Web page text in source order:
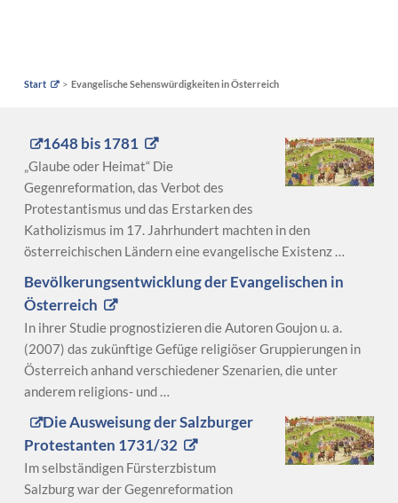
Start Evangelische Sehenswürdigkeiten in Österreich
1648 bis 1781
„Glaube oder Heimat“ Die
Gegenreformation, das Verbot des
Protestantismus und das Erstarken des
Katholizismus im 17. Jahrhundert machten in den
österreichischen Ländern eine evangelische Existenz …
Bevölkerungsentwicklung der Evangelischen in
Österreich
In ihrer Studie prognostizieren die Autoren Goujon u. a.
(2007) das zukünftige Gefüge religiöser Gruppierungen in
Österreich anhand verschiedener Szenarien, die unter
anderem religions- und …
Die Ausweisung der Salzburger
Protestanten 1731/32
Im selbständigen Fürsterzbistum
Salzburg war der Gegenreformation